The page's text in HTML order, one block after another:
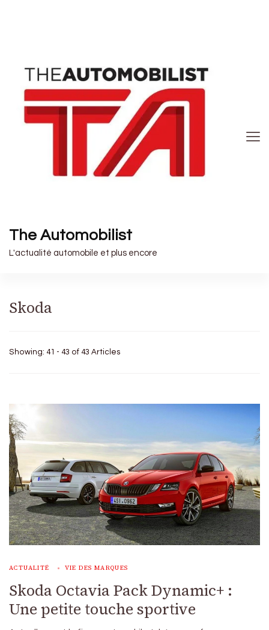
The Automobilist
L'actualité automobile et plus encore
Skoda
Showing: 41 - 43 of 43 Articles
ACTUALITÉ VIE DES MARQUES
Skoda Octavia Pack Dynamic+ :
Une petite touche sportive